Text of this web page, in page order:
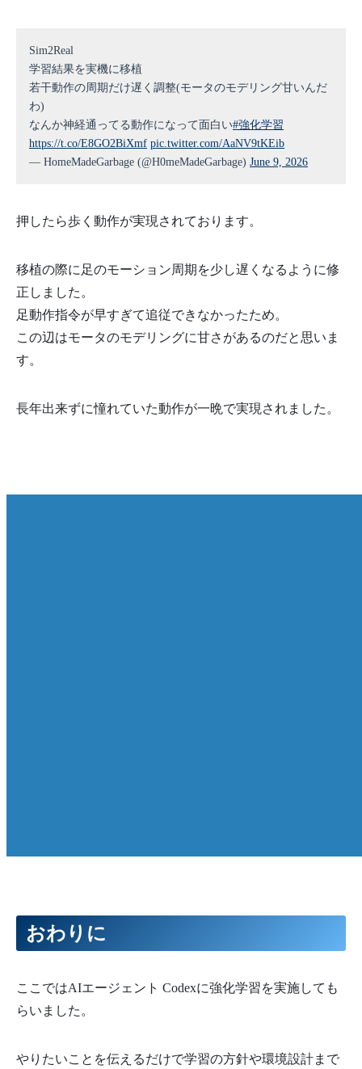
Sim2Real
学習結果を実機に移植
若干動作の周期だけ遅く調整(モータのモデリング甘いんだ
わ)
なんか神経通ってる動作になって面白い#強化学習
https://t.co/E8GO2BiXmf pic.twitter.com/AaNV9tKEib
— HomeMadeGarbage (@H0meMadeGarbage) June 9, 2026
押したら歩く動作が実現されております。
移植の際に足のモーション周期を少し遅くなるように修
正しました。
足動作指令が早すぎて追従できなかったため。
この辺はモータのモデリングに甘さがあるのだと思いま
す。
長年出来ずに憧れていた動作が一晩で実現されました。
おわりに
ここではAIエージェント Codexに強化学習を実施しても
らいました。
やりたいことを伝えるだけで学習の方針や環境設計まで